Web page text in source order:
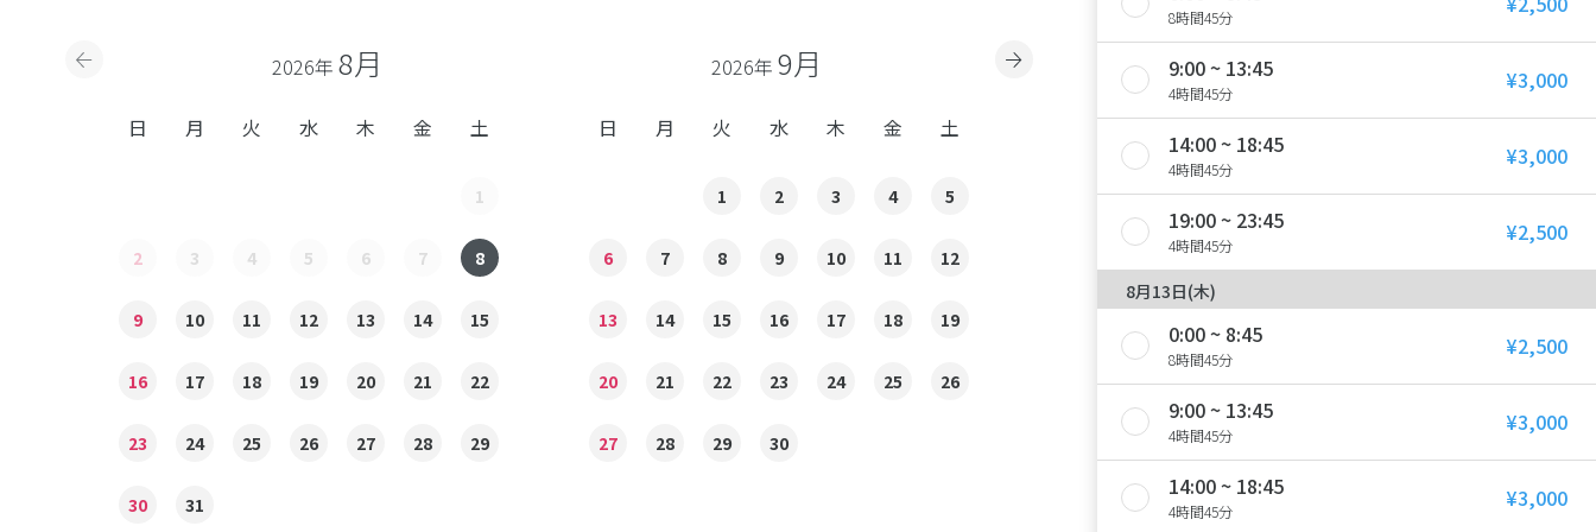
2026年 8月 2026年 9月
日 月 火 水 木 金 土
1
2 3 4 5 6 7 8
9 10 11 12 13 14 15
16 17 18 19 20 21 22
23 24 25 26 27 28 29
30 31
日 月 火 水 木 金 土
1 2 3 4 5
6 7 8 9 10 11 12
13 14 15 16 17 18 19
20 21 22 23 24 25 26
27 28 29 30
8時間45分
9:00 ~ 13:45
4時間45分 ¥3,000
14:00 ~ 18:45
4時間45分 ¥3,000
19:00 ~ 23:45
4時間45分 ¥2,500
8月13日(木)
0:00 ~ 8:45
8時間45分 ¥2,500
9:00 ~ 13:45
4時間45分 ¥3,000
14:00 ~ 18:45
4時間45分 ¥3,000